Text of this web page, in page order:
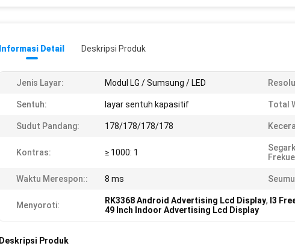
Informasi Detail Deskripsi Produk
Jenis Layar: Modul LG / Sumsung / LED
Sentuh: layar sentuh kapasitif Total
Sudut Pandang: 178/178/178/178
Kontras: ≥ 1000: 1
Waktu Merespon:: 8 ms
Menyoroti: RK3368 Android Advertising Lcd Display, I3
49 Inch Indoor Advertising Lcd Display
Deskripsi Produk